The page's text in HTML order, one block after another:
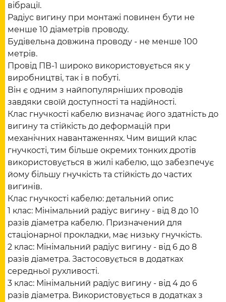
вібрації.
Радіус вигину при монтажі повинен бути не
менше 10 діаметрів проводу.
Будівельна довжина проводу - не менше 100
метрів.
Провід ПВ-1 широко використовується як у
виробництві, так і в побуті.
Він є одним з найпопулярніших проводів
завдяки своїй доступності та надійності.
Клас гнучкості кабелю визначає його здатність до
вигину та стійкість до деформацій при
механічних навантаженнях. Чим вищий клас
гнучкості, тим більше окремих тонких дротів
використовується в жилі кабелю, що забезпечує
йому більшу гнучкість та стійкість до частих
вигинів.
Клас гнучкості кабелю: детальний опис
1 клас: Мінімальний радіус вигину - від 8 до 10
разів діаметра кабелю. Призначений для
стаціонарної прокладки, має низьку гнучкість.
2 клас: Мінімальний радіус вигину - від 6 до 8
разів діаметра. Застосовується в додатках
середньої рухливості.
3 клас: Мінімальний радіус вигину - від 4 до 6
разів діаметра. Використовується в додатках з